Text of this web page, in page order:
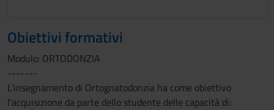
Obiettivi formativi
Modulo: ORTODONZIA
-------
L'insegnamento di Ortognatodonzia ha come obiettivo
l'acquisizione da parte dello studente delle capacità di: